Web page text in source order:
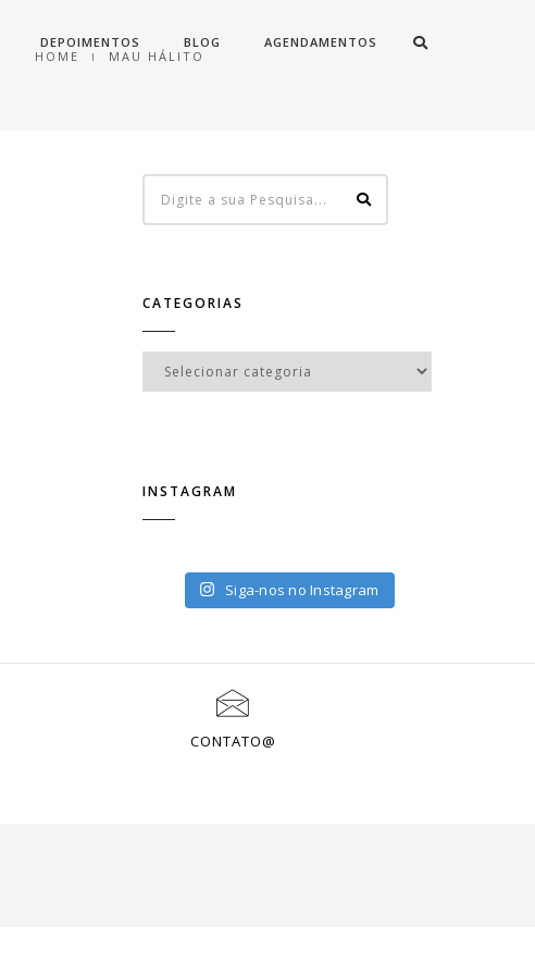
DEPOIMENTOS BLOG AGENDAMENTOS
HOME MAU HÁLITO
CATEGORIAS
Categorias
INSTAGRAM
Siga-nos no Instagram
CONTATO@